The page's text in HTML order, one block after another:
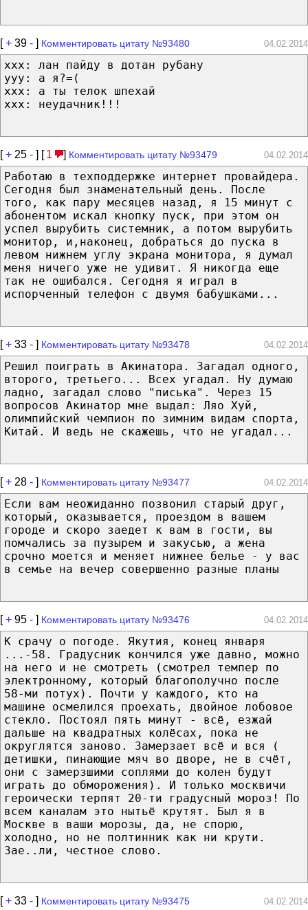
[+ 39 - ] Комментировать цитату №93480 04.02.2014
ххх: лан пайду в дотан рубану
ууу: а я?=(
ххх: а ты телок шпехай
ххх: неудачник!!!
[+ 25 - ] [ 1 ] Комментировать цитату №93479 04.02.2014
Работаю в техподдержке интернет провайдера.
Сегодня был знаменательный день. После
того, как пару месяцев назад, я 15 минут с
абонентом искал кнопку пуск, при этом он
успел вырубить системник, а потом вырубить
монитор, и,наконец, добраться до пуска в
левом нижнем углу экрана монитора, я думал
меня ничего уже не удивит. Я никогда еще
так не ошибался. Сегодня я играл в
испорченный телефон с двумя бабушками...
[+ 33 - ] Комментировать цитату №93478 04.02.2014
Решил поиграть в Акинатора. Загадал одного,
второго, третьего... Всех угадал. Ну думаю
ладно, загадал слово "писька". Через 15
вопросов Акинатор мне выдал: Ляо Хуй,
олимпийский чемпион по зимним видам спорта,
Китай. И ведь не скажешь, что не угадал...
[+ 28 - ] Комментировать цитату №93477 04.02.2014
Если вам неожиданно позвонил старый друг,
который, оказывается, проездом в вашем
городе и скоро заедет к вам в гости, вы
помчались за пузырем и закусью, а жена
срочно моется и меняет нижнее белье - у вас
в семье на вечер совершенно разные планы
[+ 95 - ] Комментировать цитату №93476 04.02.2014
К срачу о погоде. Якутия, конец января
...-58. Градусник кончился уже давно, можно
на него и не смотреть (смотрел темпер по
электронному, который благополучно после
58-ми потух). Почти у каждого, кто на
машине осмелился проехать, двойное лобовое
стекло. Постоял пять минут - всё, езжай
дальше на квадратных колёсах, пока не
округлятся заново. Замерзает всё и вся (
детишки, пинающие мяч во дворе, не в счёт,
они с замерзшими соплями до колен будут
играть до обморожения). И только москвичи
героически терпят 20-ти градусный мороз! По
всем каналам это нытьё крутят. Был я в
Москве в ваши морозы, да, не спорю,
холодно, но не полтинник как ни крути.
Зае..ли, честное слово.
[+ 33 - ] Комментировать цитату №93475 04.02.2014